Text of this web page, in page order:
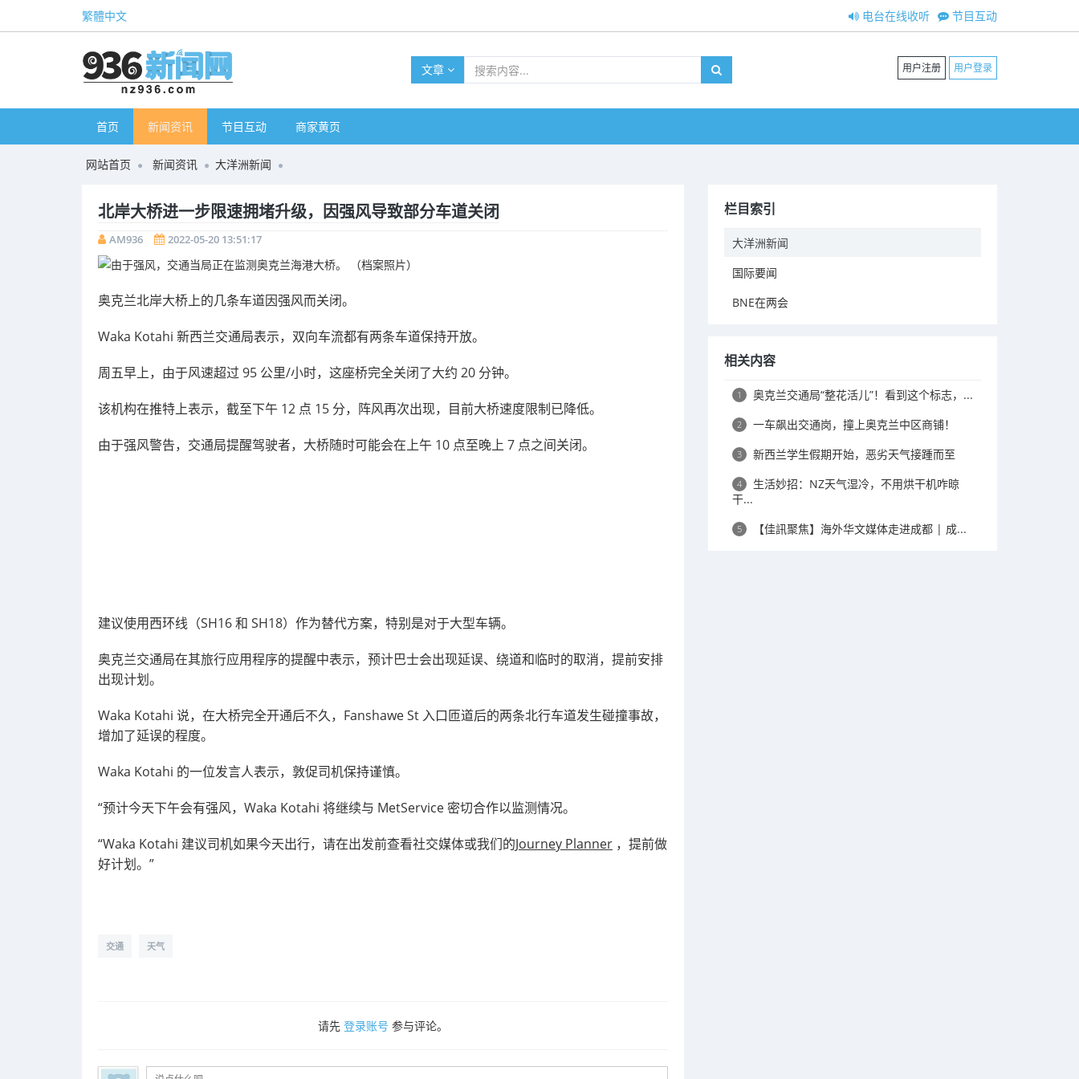
繁體中文 节目互动
电台在线收听
文章 用户注册 用户登录
首页 新闻资讯 节目互动 商家黄页
网站首页 新闻资讯 大洋洲新闻
北岸大桥进一步限速拥堵升级，因强风导致部分车道关闭
AM936 2022-05-20 13:51:17
奥克兰北岸大桥上的几条车道因强风而关闭。
Waka Kotahi 新西兰交通局表示，双向车流都有两条车道保持开放。
周五早上，由于风速超过 95 公里/小时，这座桥完全关闭了大约 20 分钟。
该机构在推特上表示，截至下午 12 点 15 分，阵风再次出现，目前大桥速度限制已降低。
由于强风警告，交通局提醒驾驶者，大桥随时可能会在上午 10 点至晚上 7 点之间关闭。
建议使用西环线（SH16 和 SH18）作为替代方案，特别是对于大型车辆。
奥克兰交通局在其旅行应用程序的提醒中表示，预计巴士会出现延误、绕道和临时的取消，提前安排
出现计划。
Waka Kotahi 说，在大桥完全开通后不久，Fanshawe St 入口匝道后的两条北行车道发生碰撞事故，
增加了延误的程度。
Waka Kotahi 的一位发言人表示，敦促司机保持谨慎。
“预计今天下午会有强风，Waka Kotahi 将继续与 MetService 密切合作以监测情况。
“Waka Kotahi 建议司机如果今天出行，请在出发前查看社交媒体或我们的Journey Planner ，提前做
好计划。”
交通 天气
请先 登录账号 参与评论。
栏目索引
大洋洲新闻
国际要闻
BNE在两会
相关内容
1 奥克兰交通局“整花活儿”！看到这个标志，...
2 一车飙出交通岗，撞上奥克兰中区商铺！
3 新西兰学生假期开始，恶劣天气接踵而至
4
生活妙招：NZ天气湿冷，不用烘干机咋晾
干...
5 【佳訊聚焦】海外华文媒体走进成都 | 成...